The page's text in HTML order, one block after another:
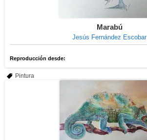
Marabú
Jesús Fernández Escobar
Reproducción desde:
Pintura